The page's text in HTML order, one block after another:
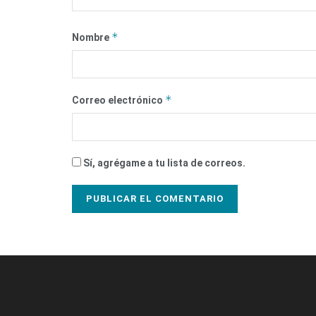
Nombre *
Correo electrónico *
Sí, agrégame a tu lista de correos.